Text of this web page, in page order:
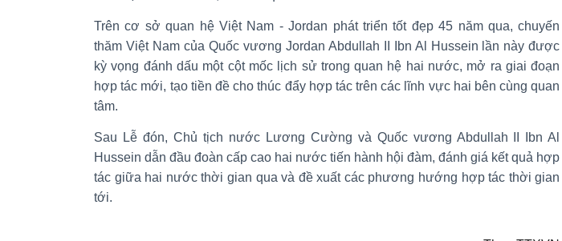
Trên cơ sở quan hệ Việt Nam - Jordan phát triển tốt đẹp 45 năm qua, chuyến
thăm Việt Nam của Quốc vương Jordan Abdullah II Ibn Al Hussein lần này được
kỳ vọng đánh dấu một cột mốc lịch sử trong quan hệ hai nước, mở ra giai đoạn
hợp tác mới, tạo tiền đề cho thúc đẩy hợp tác trên các lĩnh vực hai bên cùng quan
tâm.
Sau Lễ đón, Chủ tịch nước Lương Cường và Quốc vương Abdullah II Ibn Al
Hussein dẫn đầu đoàn cấp cao hai nước tiến hành hội đàm, đánh giá kết quả hợp
tác giữa hai nước thời gian qua và đề xuất các phương hướng hợp tác thời gian
tới.